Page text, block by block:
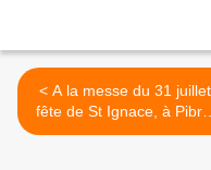
< A la messe du 31 juillet,
fête de St Ignace, à Pibrac
une émotion m’a saisie